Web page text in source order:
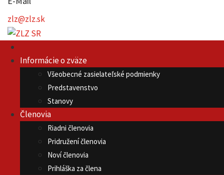
zlz@zlz.sk
Informácie o zväze
Všeobecné zasielateľské podmienky
Predstavenstvo
Stanovy
Členovia
Riadni členovia
Pridružení členovia
Noví členovia
Prihláška za člena